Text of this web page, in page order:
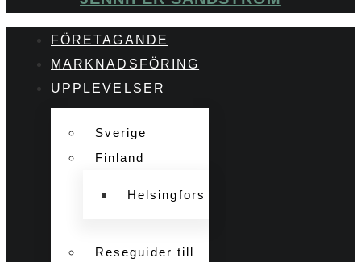
FÖRETAGANDE
MARKNADSFÖRING
UPPLEVELSER
Sverige
Finland
Helsingfors
Reseguider till